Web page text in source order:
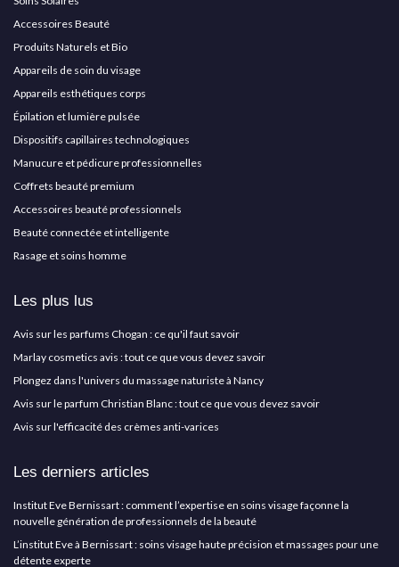
Accessoires Beauté
Produits Naturels et Bio
Appareils de soin du visage
Appareils esthétiques corps
Épilation et lumière pulsée
Dispositifs capillaires technologiques
Manucure et pédicure professionnelles
Coffrets beauté premium
Accessoires beauté professionnels
Beauté connectée et intelligente
Rasage et soins homme
Les plus lus
Avis sur les parfums Chogan : ce qu'il faut savoir
Marlay cosmetics avis : tout ce que vous devez savoir
Plongez dans l'univers du massage naturiste à Nancy
Avis sur le parfum Christian Blanc : tout ce que vous devez savoir
Avis sur l'efficacité des crèmes anti-varices
Les derniers articles
Institut Eve Bernissart : comment l’expertise en soins visage façonne la
nouvelle génération de professionnels de la beauté
L’institut Eve à Bernissart : soins visage haute précision et massages pour une
détente experte